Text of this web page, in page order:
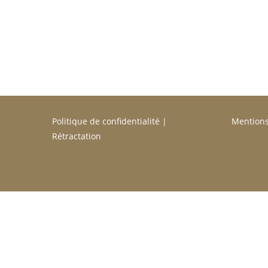
Politique de confidentialité |
Rétractation